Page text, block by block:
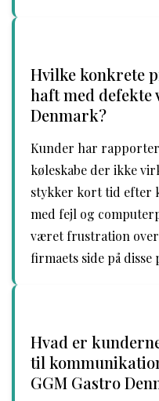
Hvilke konkrete
haft med defekte
Denmark?
Kunder har
køleskabe der ikke
stykker kort tid efter
med fejl og
været frustration
firmaets side på disse
Hvad er
til
GGM Gastro